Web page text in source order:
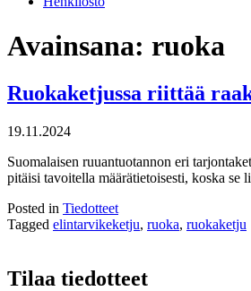
Avainsana: ruoka
Ruokaketjussa riittää
19.11.2024
Suomalaisen ruuantuotannon eri
pitäisi tavoitella määrätietoisesti, koska se
Posted in Tiedotteet
Tagged elintarvikeketju, ruoka, ruokaketju
Tilaa tiedotteet